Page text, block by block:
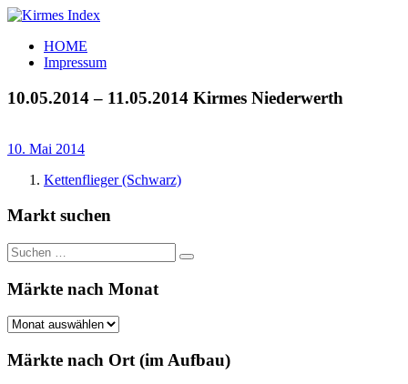
Zum
springen
Kirmes
Index
Tourpläne
der
HOME
Impressum
10.05.2014 – 11.05.2014 Kirmes Niederwerth
10. Mai 2014
Kettenflieger (Schwarz)
Markt suchen
Suchen
nach:
Suchen
Märkte nach Monat
Märkte
Monat
Märkte nach Ort (im Aufbau)